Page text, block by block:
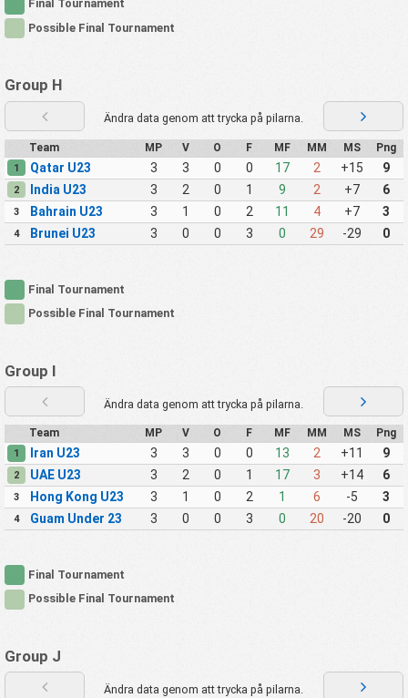
Final Tournament
Possible Final Tournament
Group H
Ändra data genom att trycka på pilarna.
Team MP V O F MF MM MS Png
1 Qatar U23 3 3 0 0 17 2 +15 9
2 India U23 3 2 0 1 9 2 +7 6
3 Bahrain U23 3 1 0 2 11 4 +7 3
4 Brunei U23 3 0 0 3 0 29 -29 0
Final Tournament
Possible Final Tournament
Group I
Ändra data genom att trycka på pilarna.
Team MP V O F MF MM MS Png
1 Iran U23 3 3 0 0 13 2 +11 9
2 UAE U23 3 2 0 1 17 3 +14 6
3 Hong Kong U23 3 1 0 2 1 6 -5 3
4 Guam Under 23 3 0 0 3 0 20 -20 0
Final Tournament
Possible Final Tournament
Group J
Ändra data genom att trycka på pilarna.